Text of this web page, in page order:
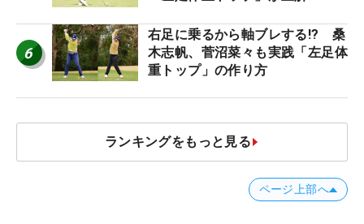
6
右足に乗るから軸ブレする!? 桑
木志帆、菅沼菜々も実践「左足体
重トップ」の作り方
ランキングをもっと見る
ページ上部へ